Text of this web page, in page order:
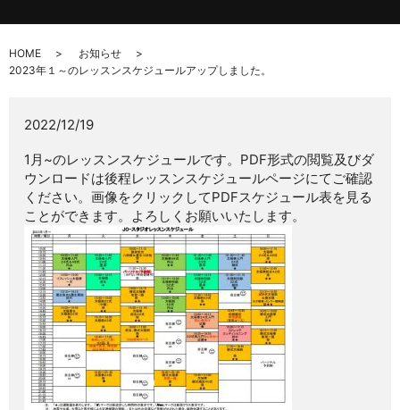
HOME
お知らせ
2023年１～のレッスンスケジュールアップしました。
2022/12/19
1月~のレッスンスケジュールです。PDF形式の閲覧及びダ
ウンロードは後程レッスンスケジュールページにてご確認
ください。画像をクリックしてPDFスケジュール表を見る
ことができます。よろしくお願いいたします。